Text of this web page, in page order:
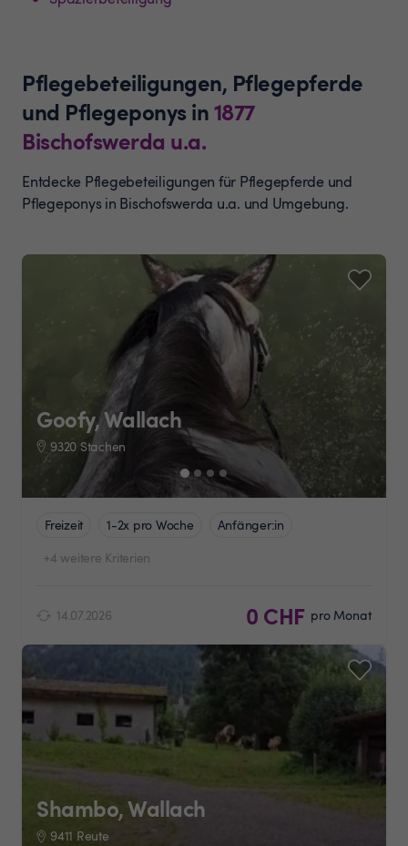
Pflegebeteiligungen, Pflegepferde
und Pflegeponys in1877
Bischofswerda u.a.
Entdecke Pflegebeteiligungen für Pflegepferde und
Pflegeponys in Bischofswerda u.a. und Umgebung.
Goofy, Wallach
9320 Stachen
Freizeit 1-2x pro Woche
Anfänger:in
+4 weitere Kriterien
14.07.2026 0 CHF pro Monat
Shambo, Wallach
9411 Reute